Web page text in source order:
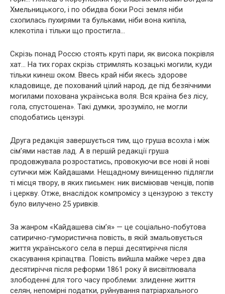
Хмельницького, і по обидва боки Росі земля ніби
схопилась пухирями та бульками, ніби вона кипіла,
клекотіла і тільки що простигла…
Скрізь понад Россю стоять круті пари, як висока покрівля
хат… На тих горах скрізь стримлять козацькі могили, куди
тільки кинеш оком. Ввесь край ніби якесь здорове
кладовище, де похований цілий народ, де під безяічними
могилами похована українська воля. Вся країна без лісу,
гола, спустошена». Такі думки, зрозуміло, не могли
сподобатись цензурі.
Друга редакція завершується тим, що груша всохла і між
сім’ями настав лад. А в першій редакції груша
продовжувала розростатись, провокуючи все нові й нові
сутички між Кайдашами. Нещадному винищенню підлягли
ті місця твору, в яких пиєьмен: ник висміював ченців, попів
і церкву. Отже, внаслідок компромісу з цензурою з тексту
було вилучено 25 уривків.
За жанром «Кайдашева сім’я» — це соціально-побутова
сатирично-гумористична повість, в якій змальовується
життя українського села в перші десятиріччя після
скасування кріпацтва. Повість вийшла майже через два
десятиріччя після реформи 1861 року й висвітлювала
злободенні для того часу проблеми: злиденне життя
селян, непомірні податки, руйнування патріархального